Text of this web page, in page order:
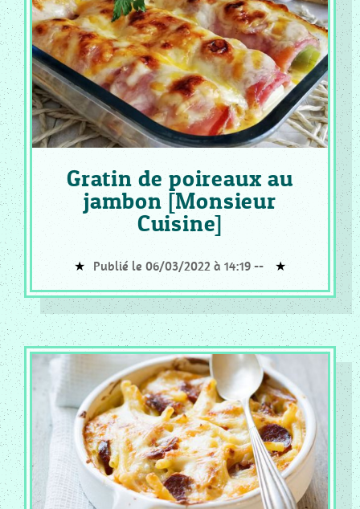
CF
RECETTE
SALEES
Tous
Les
Articles
Gratin de poireaux au
jambon [Monsieur
Cuisine]
Publié le 06/03/2022 à 14:19 --